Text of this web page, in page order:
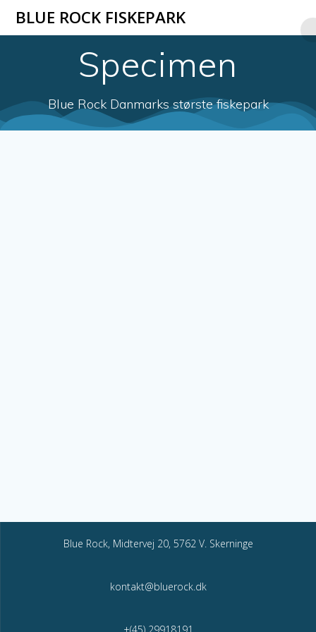
to
content
BLUE ROCK FISKEPARK
Specimen
Blue Rock Danmarks største fiskepark
Blue Rock, Midtervej 20, 5762 V. Skerninge
kontakt@bluerock.dk